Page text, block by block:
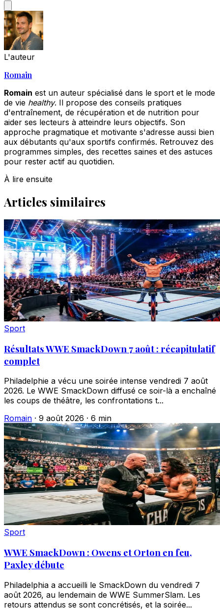
L'auteur
Romain
Romain est un auteur spécialisé dans le sport et le mode
de vie healthy. Il propose des conseils pratiques
d'entraînement, de récupération et de nutrition pour
aider ses lecteurs à atteindre leurs objectifs. Son
approche pragmatique et motivante s'adresse aussi bien
aux débutants qu'aux sportifs confirmés. Retrouvez des
programmes simples, des recettes saines et des astuces
pour rester actif au quotidien.
À lire ensuite
Articles similaires
Sport
Résultats WWE SmackDown 7 août : récapitulatif
complet
Philadelphie a vécu une soirée intense vendredi 7 août
2026. Le WWE SmackDown diffusé ce soir-là a enchaîné
les coups de théâtre, les confrontations t...
Romain · 9 août 2026 · 6 min
Sport
WWE SmackDown : Owens et Orton en feu,
Paxley débute
Philadelphia a accueilli le SmackDown du vendredi 7
août 2026, au lendemain de WWE SummerSlam. Les
retours attendus se sont concrétisés, et la soirée...